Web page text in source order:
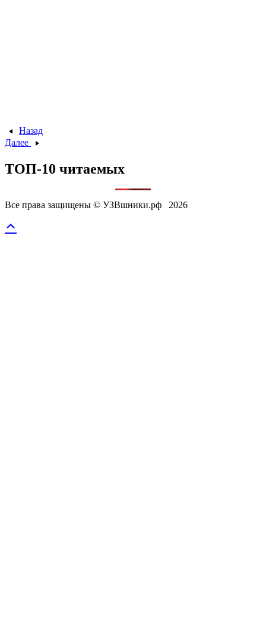
Назад
Далее
ТОП-10 читаемых
Все права защищены © УЗВшники.рф 2026